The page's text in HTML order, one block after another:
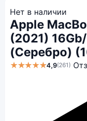
Нет в наличии
Apple
(2021)
(Серебро)
★★★★★4,9(261)